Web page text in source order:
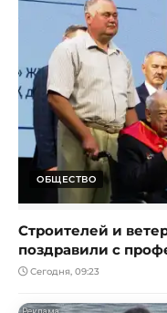
ОБЩЕСТВО
Строителей и
поздравили с
Сегодня, 09:23